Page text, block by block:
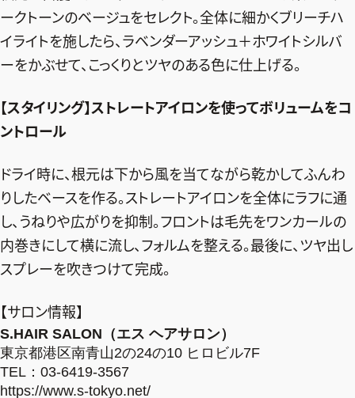
ークトーンのベージュをセレクト。全体に細かくブリーチハ
イライトを施したら、ラベンダーアッシュ＋ホワイトシルバ
ーをかぶせて、こっくりとツヤのある色に仕上げる。
【スタイリング】ストレートアイロンを使ってボリュームをコ
ントロール
ドライ時に、根元は下から風を当てながら乾かしてふんわ
りしたベースを作る。ストレートアイロンを全体にラフに通
し、うねりや広がりを抑制。フロントは毛先をワンカールの
内巻きにして横に流し、フォルムを整える。最後に、ツヤ出し
スプレーを吹きつけて完成。
【サロン情報】
S.HAIR SALON（エス ヘアサロン）
東京都港区南青山2の24の10 ヒロビル7F
TEL：03-6419-3567
https://www.s-tokyo.net/